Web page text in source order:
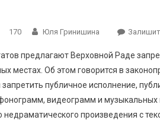
170 Юля Гринишина
предлагают Верховной Раде
местах. Об этом говорится в
запретить публичное исполнение,
видеограмм и музыкальных
недраматического произведения с